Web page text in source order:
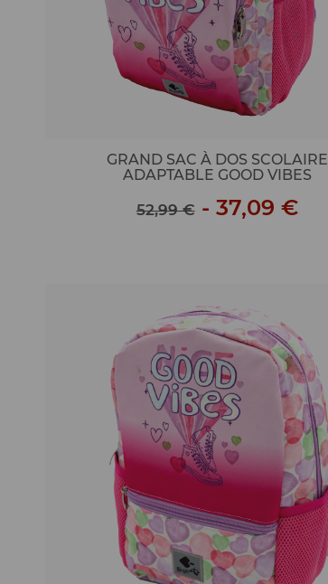
GRAND SAC À DOS SCOLAIRE
ADAPTABLE GOOD VIBES
52,99 €- 37,09 €